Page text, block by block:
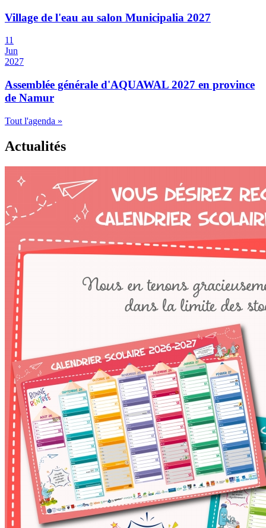
Village de l'eau au salon Municipalia 2027
11
Jun
2027
Assemblée générale d'AQUAWAL 2027 en province
de Namur
Tout l'agenda »
Actualités